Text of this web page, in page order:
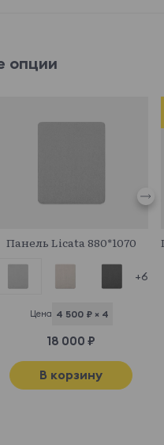
опции
Панель Licata 880*1070
+6
Цена 4 500 ₽ × 4
18 000 ₽
В корзину